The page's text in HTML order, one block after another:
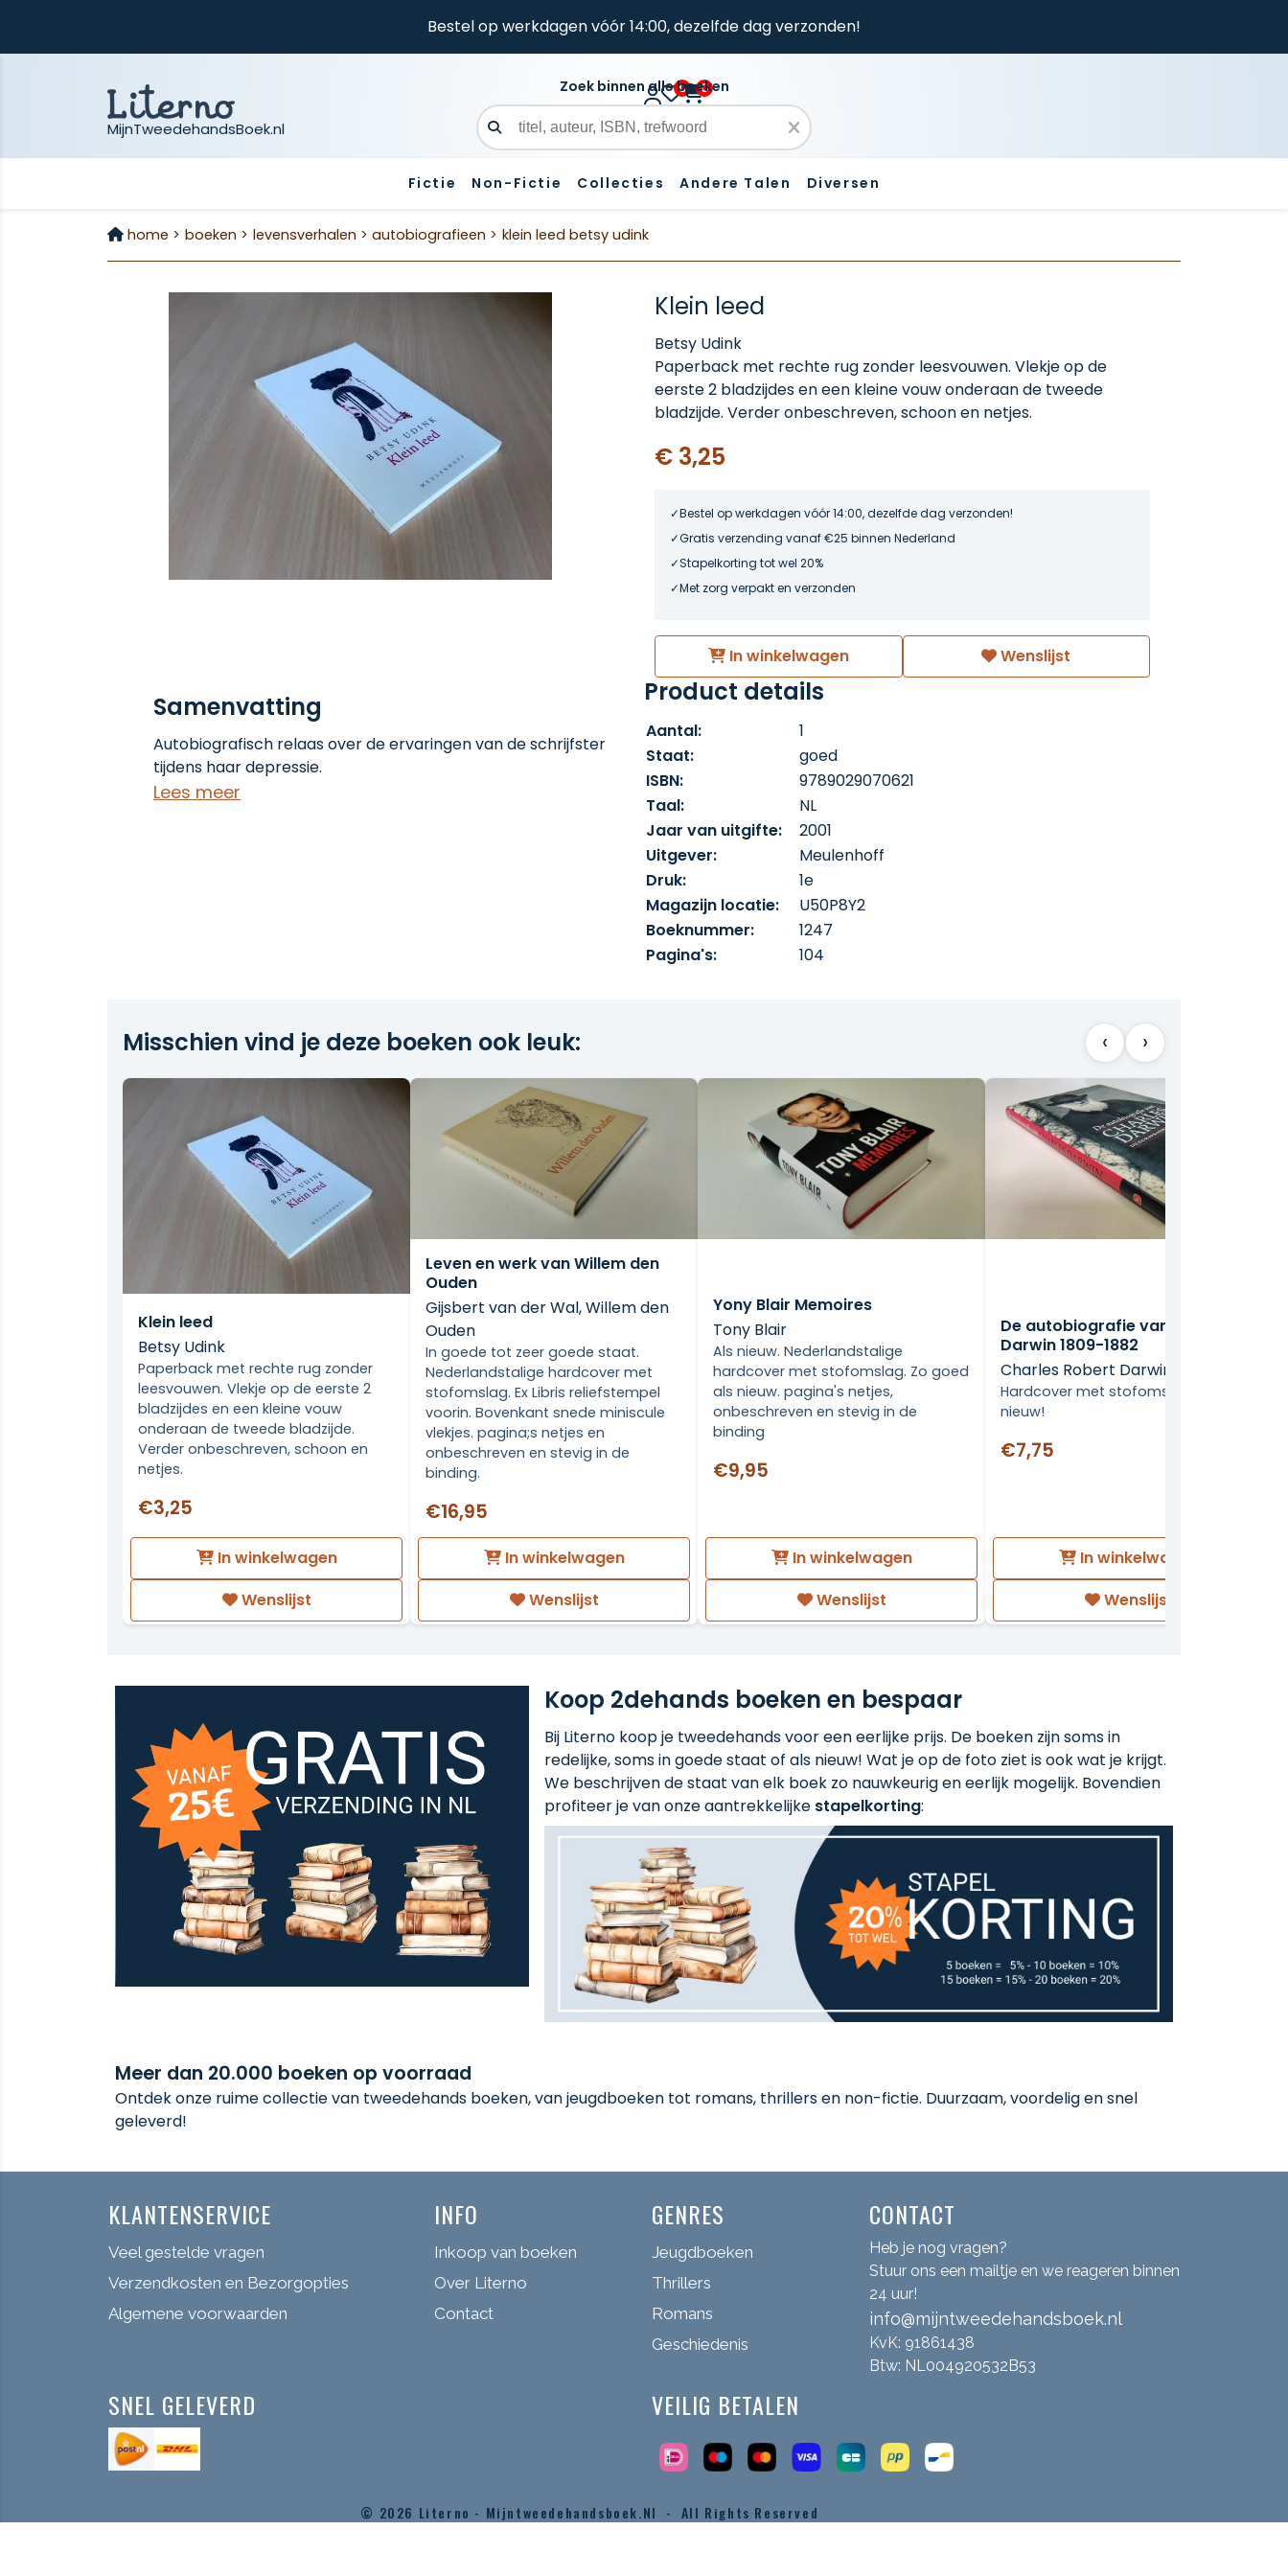
Bestel op werkdagen vóór 14:00, dezelfde dag verzonden!
MijnTweedehandsBoek.nl
0 0
Zoek binnen alle boeken
Zoekveld
Fictie Non-Fictie Collecties Andere Talen Diversen
home > boeken > levensverhalen > autobiografieen > klein leed betsy udink
Klein leed
Betsy Udink
Paperback met rechte rug zonder leesvouwen. Vlekje op de
eerste 2 bladzijdes en een kleine vouw onderaan de tweede
bladzijde. Verder onbeschreven, schoon en netjes.
€ 3,25
Bestel op werkdagen vóór 14:00, dezelfde dag verzonden!
Gratis verzending vanaf €25 binnen Nederland
Stapelkorting tot wel 20%
Met zorg verpakt en verzonden
In winkelwagen Wenslijst
Samenvatting
Autobiografisch relaas over de ervaringen van de schrijfster
tijdens haar depressie.
Lees meer
Product details
Aantal:
1
Staat:
goed
ISBN:
9789029070621
Taal:
NL
Jaar van uitgifte:
2001
Uitgever:
Meulenhoff
Druk:
1e
Magazijn locatie:
U50P8Y2
Boeknummer:
1247
Pagina's:
104
Misschien vind je deze boeken ook leuk: ‹ ›
Klein leed
Betsy Udink
Paperback met rechte rug zonder
leesvouwen. Vlekje op de eerste 2
bladzijdes en een kleine vouw
onderaan de tweede bladzijde.
Verder onbeschreven, schoon en
netjes.
€3,25
In winkelwagen
Wenslijst
Leven en werk van Willem den
Ouden
Gijsbert van der Wal, Willem den
Ouden
In goede tot zeer goede staat.
Nederlandstalige hardcover met
stofomslag. Ex Libris reliefstempel
voorin. Bovenkant snede miniscule
vlekjes. pagina;s netjes en
onbeschreven en stevig in de
binding.
€16,95
In winkelwagen
Wenslijst
Yony Blair Memoires
Tony Blair
Als nieuw. Nederlandstalige
hardcover met stofomslag. Zo goed
als nieuw. pagina's netjes,
onbeschreven en stevig in de
binding
€9,95
In winkelwagen
Wenslijst
De autobiografie van Charles
Darwin 1809-1882
Charles Robert Darwin
Hardcover met stofomslag, als
nieuw!
€7,75
In winkelwagen
Wenslijst
Koop 2dehands boeken en bespaar
Bij Literno koop je tweedehands voor een eerlijke prijs. De boeken zijn soms in
redelijke, soms in goede staat of als nieuw! Wat je op de foto ziet is ook wat je krijgt.
We beschrijven de staat van elk boek zo nauwkeurig en eerlijk mogelijk. Bovendien
profiteer je van onze aantrekkelijke stapelkorting:
Meer dan 20.000 boeken op voorraad
Ontdek onze ruime collectie van tweedehands boeken, van jeugdboeken tot romans, thrillers en non-fictie. Duurzaam, voordelig en snel
geleverd!
KLANTENSERVICE
Veel gestelde vragen
Verzendkosten en Bezorgopties
Algemene voorwaarden
INFO
Inkoop van boeken
Over Literno
Contact
GENRES
Jeugdboeken
Thrillers
Romans
Geschiedenis
CONTACT
Heb je nog vragen?
Stuur ons een mailtje en we reageren binnen
24 uur!
info@mijntweedehandsboek.nl
KvK: 91861438
Btw: NL004920532B53
SNEL GELEVERD VEILIG BETALEN
© 2026 Literno - Mijntweedehandsboek.nl - All Rights Reserved